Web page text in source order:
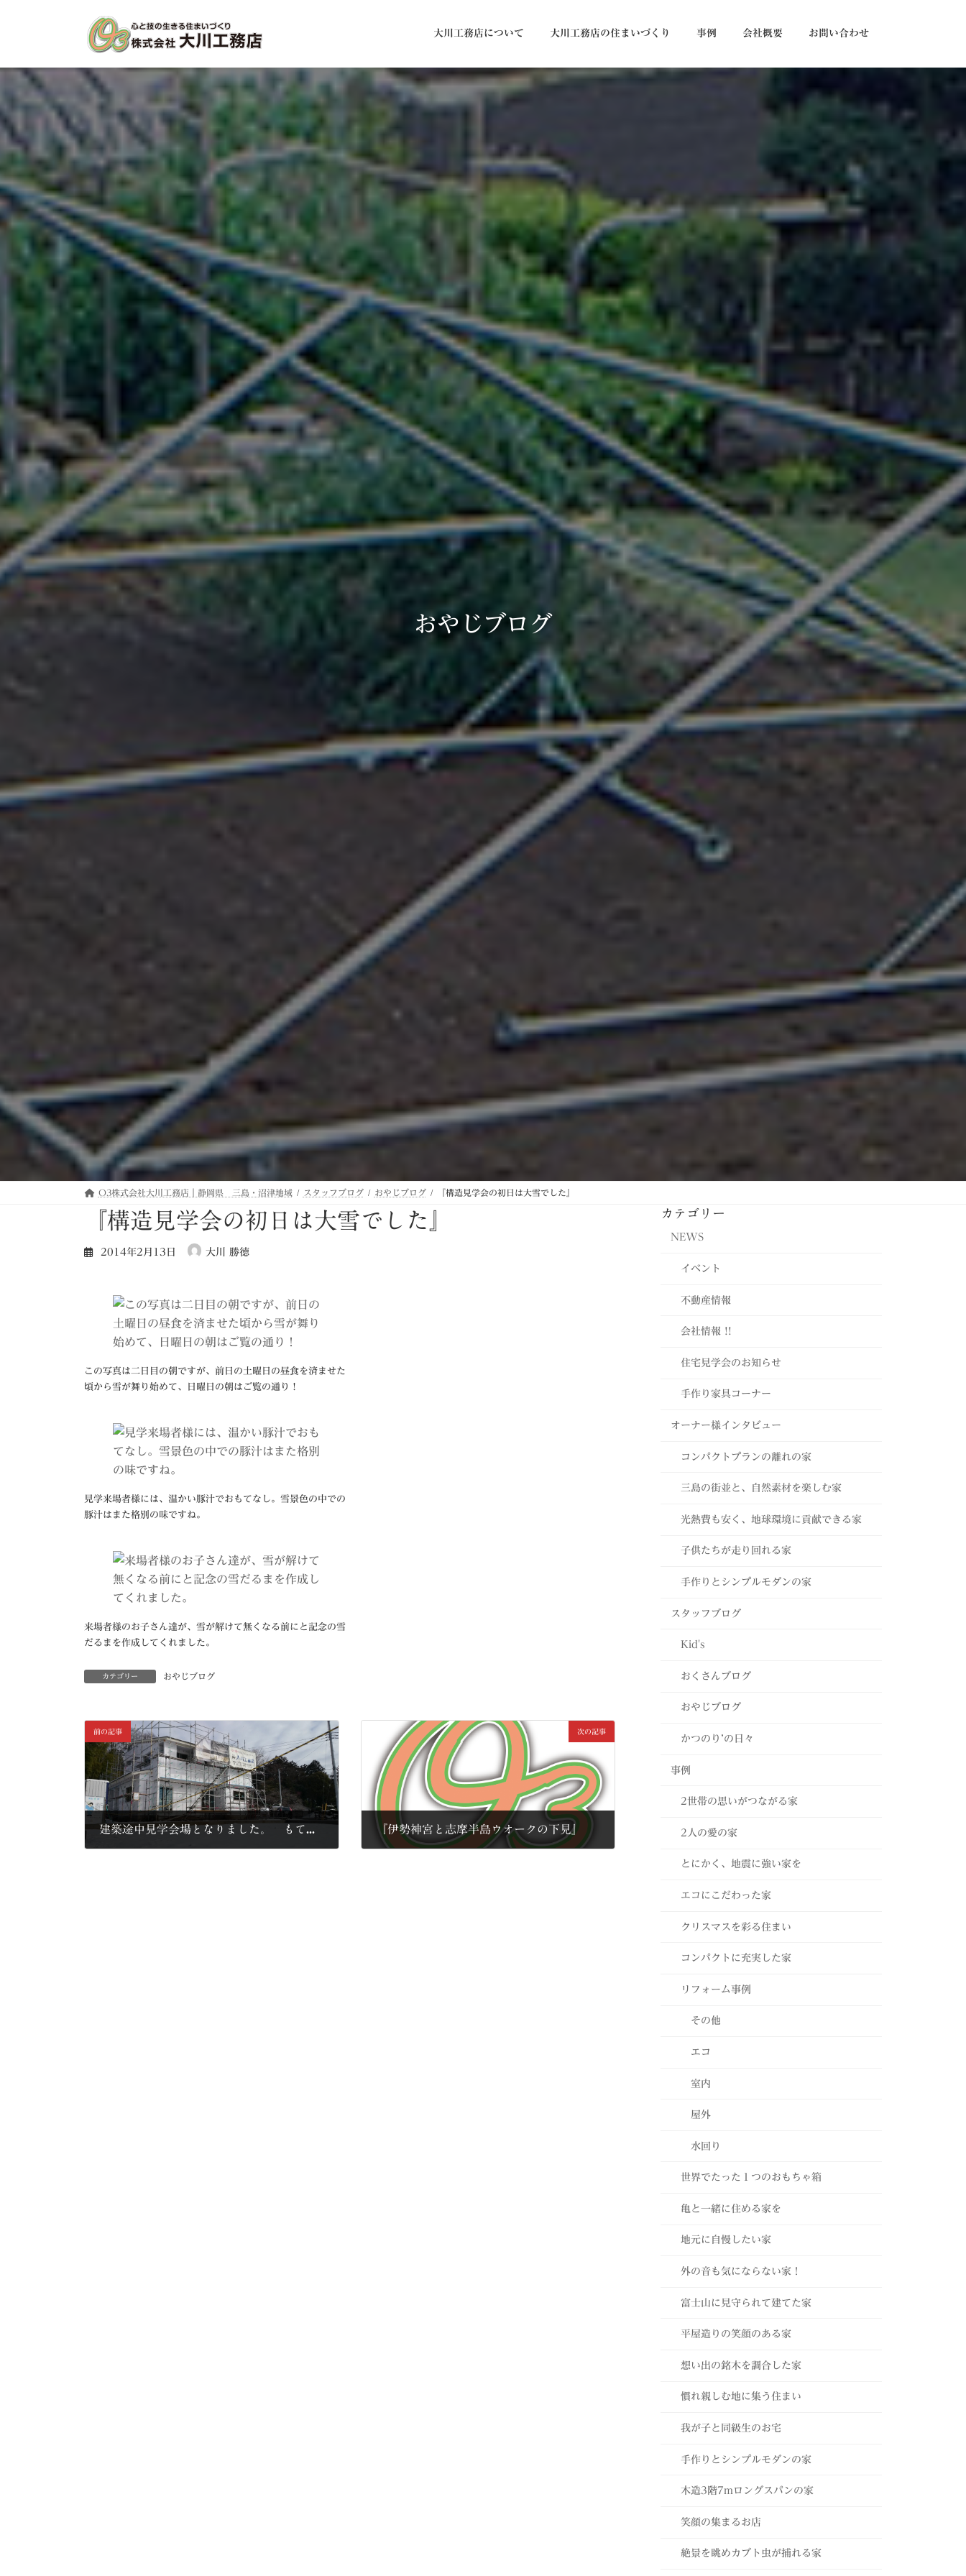
ス
キ
ッ
プ
ン
に
移
動
大川工務店について 大川工務店の住まいづくり 事例 会社概要 お問い合わせ
おやじブログ
O3株式会社大川工務店｜静岡県 三島・沼津地域 スタッフブログ おやじブログ 『構造見学会の初日は大雪でした』
『構造見学会の初日は大雪でした』
2014年2月13日 大川 勝徳
この写真は二日目の朝ですが、前日の土曜日の昼食を済ませた
頃から雪が舞り始めて、日曜日の朝はご覧の通り！
見学来場者様には、温かい豚汁でおもてなし。雪景色の中での
豚汁はまた格別の味ですね。
来場者様のお子さん達が、雪が解けて無くなる前にと記念の雪
だるまを作成してくれました。
カテゴリー おやじブログ
前の記事
建築途中見学会場となりました。 もてなしの家（三島市N）
次の記事
『伊勢神宮と志摩半島ウオークの下見』
カテゴリー
NEWS
イベント
不動産情報
会社情報 !!
住宅見学会のお知らせ
手作り家具コーナー
オーナー様インタビュー
コンパクトプランの離れの家
三島の街並と、自然素材を楽しむ家
光熱費も安く、地球環境に貢献できる家
子供たちが走り回れる家
手作りとシンプルモダンの家
スタッフブログ
Kid's
おくさんブログ
おやじブログ
かつのり’の日々
事例
2世帯の思いがつながる家
2人の愛の家
とにかく、地震に強い家を
エコにこだわった家
クリスマスを彩る住まい
コンパクトに充実した家
リフォーム事例
その他
エコ
室内
屋外
水回り
世界でたった１つのおもちゃ箱
亀と一緒に住める家を
地元に自慢したい家
外の音も気にならない家！
富士山に見守られて建てた家
平屋造りの笑顔のある家
想い出の銘木を調合した家
慣れ親しむ地に集う住まい
我が子と同級生のお宅
手作りとシンプルモダンの家
木造3階7mロングスパンの家
笑顔の集まるお店
絶景を眺めカブト虫が捕れる家